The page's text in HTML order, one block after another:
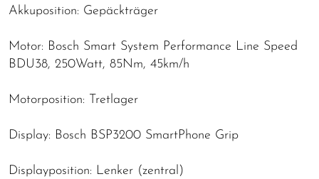
Akkuposition: Gepäckträger
Motor: Bosch Smart System Performance Line Speed
BDU38, 250Watt, 85Nm, 45km/h
Motorposition: Tretlager
Display: Bosch BSP3200 SmartPhone Grip
Displayposition: Lenker (zentral)